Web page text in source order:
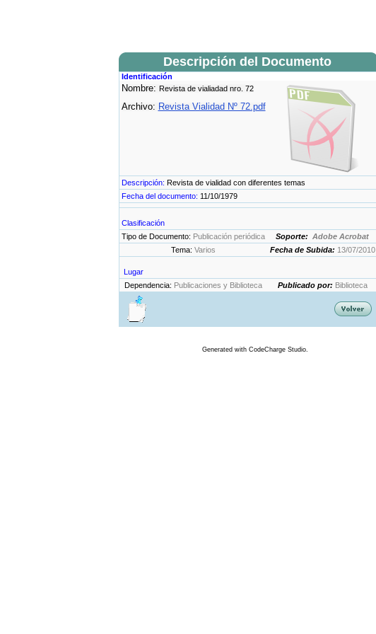
Descripción del Documento
Identificación
Nombre: Revista de vialiadad nro. 72
Archivo: Revista Vialidad Nº 72.pdf
Descripción: Revista de vialidad con diferentes temas
Fecha del documento: 11/10/1979
Clasificación
Tipo de Documento: Publicación periódica Soporte: Adobe Acrobat
Tema: Varios Fecha de Subida: 13/07/2010
Lugar
Dependencia: Publicaciones y Biblioteca Publicado por: Biblioteca
Generated with CodeCharge Studio.